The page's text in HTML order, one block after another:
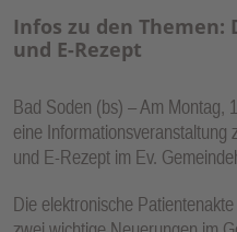
Infos zu den
und E-Rezept
Bad Soden (bs) – Am Montag,
eine
und E-Rezept im Ev.
Die elektronische
N Z
F
U
N
K
TI